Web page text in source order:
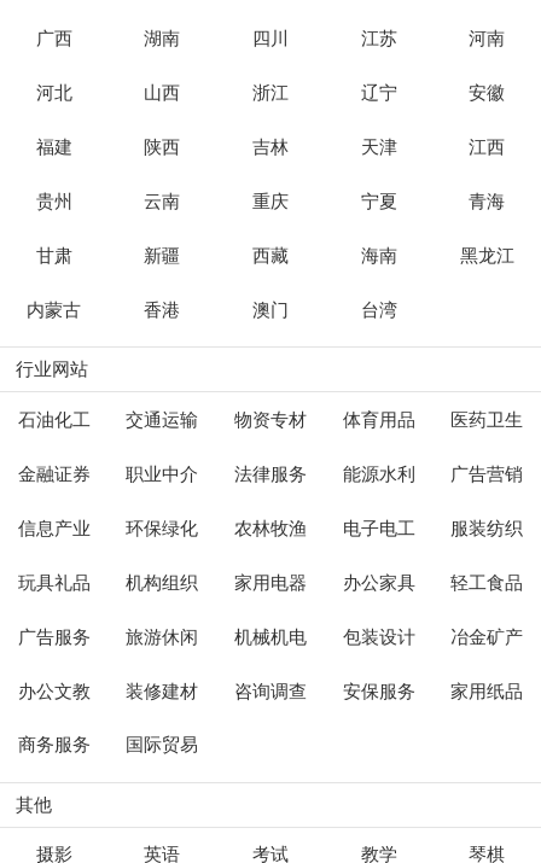
广西 湖南 四川 江苏 河南
河北 山西 浙江 辽宁 安徽
福建 陕西 吉林 天津 江西
贵州 云南 重庆 宁夏 青海
甘肃 新疆 西藏 海南 黑龙江
内蒙古 香港 澳门 台湾
行业网站
石油化工 交通运输 物资专材 体育用品 医药卫生
金融证券 职业中介 法律服务 能源水利 广告营销
信息产业 环保绿化 农林牧渔 电子电工 服装纺织
玩具礼品 机构组织 家用电器 办公家具 轻工食品
广告服务 旅游休闲 机械机电 包装设计 冶金矿产
办公文教 装修建材 咨询调查 安保服务 家用纸品
商务服务 国际贸易
其他
摄影 英语 考试 教学 琴棋